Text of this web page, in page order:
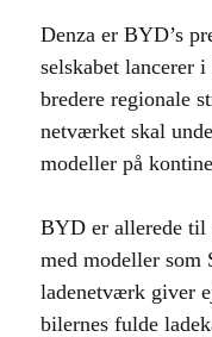
Denza er BYD’s
selskabet lancerer
bredere regionale
netværket skal
modeller på
BYD er allerede til
med modeller som
ladenetværk giver
bilernes fulde